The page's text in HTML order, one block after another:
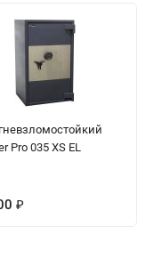
Pro 035 XS EL
₽